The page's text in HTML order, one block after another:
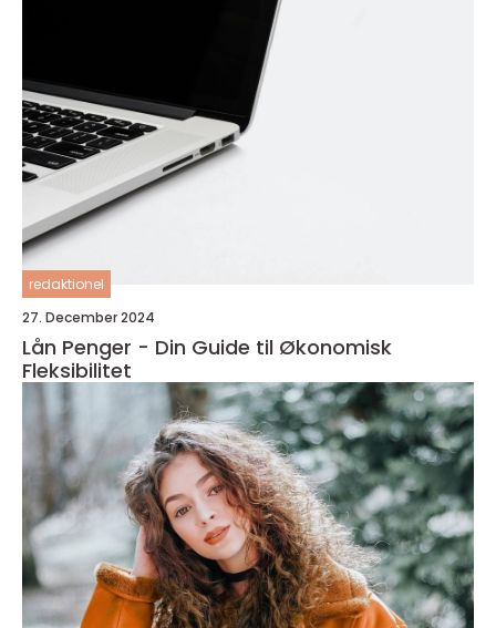
redaktionel
27. December 2024
Lån Penger - Din Guide til Økonomisk
Fleksibilitet